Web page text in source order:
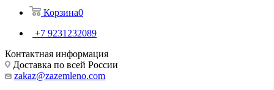
Корзина0
+7 9231232089
Контактная информация
Доставка по всей России
zakaz@zazemleno.com